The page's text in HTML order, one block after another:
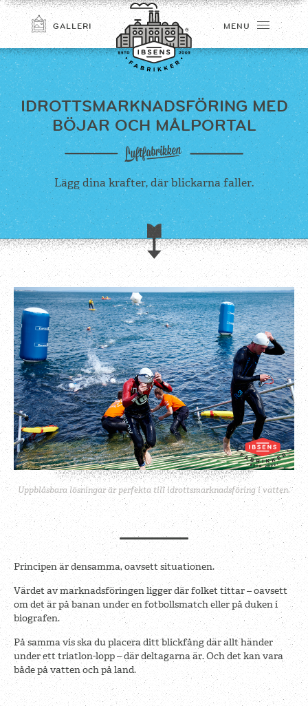
TILMELD
GALLERI MENU
IDROTTSMARKNADSFÖRING MED
BÖJAR OCH MÅLPORTAL
Lägg dina krafter, där blickarna faller.
Uppblåsbara lösningar är perfekta till idrottsmarknadsföring i vatten.
Principen är densamma, oavsett situationen.
Värdet av marknadsföringen ligger där folket tittar – oavsett
om det är på banan under en fotbollsmatch eller på duken i
biografen.
På samma vis ska du placera ditt blickfång där allt händer
under ett triatlon-lopp – där deltagarna är. Och det kan vara
både på vatten och på land.